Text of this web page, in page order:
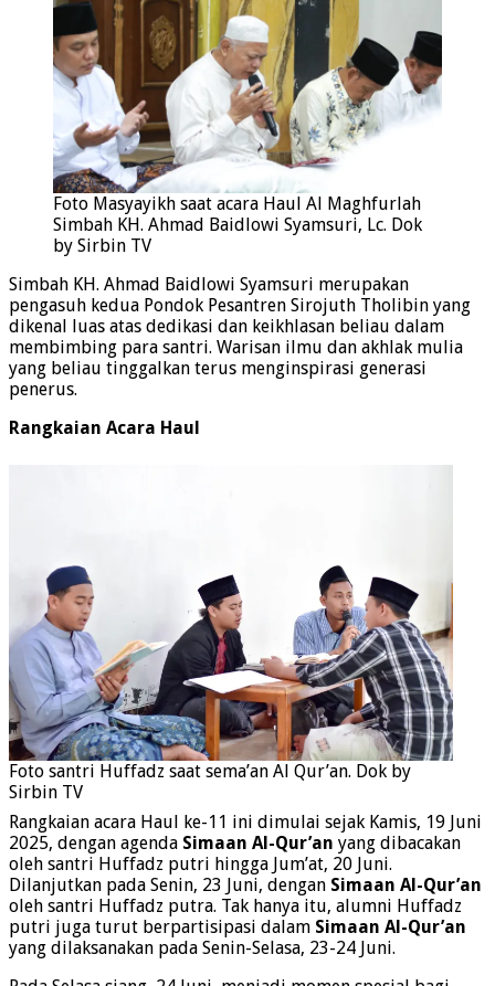
Foto Masyayikh saat acara Haul Al Maghfurlah
Simbah KH. Ahmad Baidlowi Syamsuri, Lc. Dok
by Sirbin TV
Simbah KH. Ahmad Baidlowi Syamsuri merupakan
pengasuh kedua Pondok Pesantren Sirojuth Tholibin yang
dikenal luas atas dedikasi dan keikhlasan beliau dalam
membimbing para santri. Warisan ilmu dan akhlak mulia
yang beliau tinggalkan terus menginspirasi generasi
penerus.
Rangkaian Acara Haul
Foto santri Huffadz saat sema’an Al Qur’an. Dok by
Sirbin TV
Rangkaian acara Haul ke-11 ini dimulai sejak Kamis, 19 Juni
2025, dengan agenda Simaan Al-Qur’an yang dibacakan
oleh santri Huffadz putri hingga Jum’at, 20 Juni.
Dilanjutkan pada Senin, 23 Juni, dengan Simaan Al-Qur’an
oleh santri Huffadz putra. Tak hanya itu, alumni Huffadz
putri juga turut berpartisipasi dalam Simaan Al-Qur’an
yang dilaksanakan pada Senin-Selasa, 23-24 Juni.